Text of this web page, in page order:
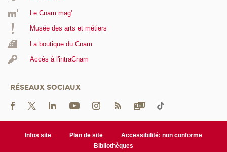
Le Cnam mag'
Musée des arts et métiers
La boutique du Cnam
Accès à l'intraCnam
RÉSEAUX SOCIAUX
Infos site Plan de site
Accessibilité: non conforme
Bibliothèques